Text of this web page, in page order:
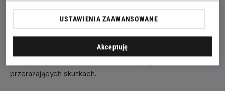
Dimension należące do Studiocanal.
Akcja filmu toczy się w idyllicznym, letnim miasteczku,
które pogrąża się w chaosie, gdy sprzedawca lodów
przerażających skutkach.
USTAWIENIA ZAAWANSOWANE
Akceptuję